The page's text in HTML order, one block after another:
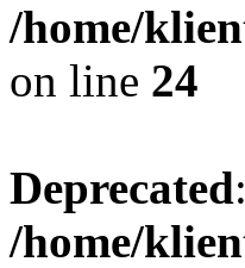
/home/
on line 24
Deprecated
/home/